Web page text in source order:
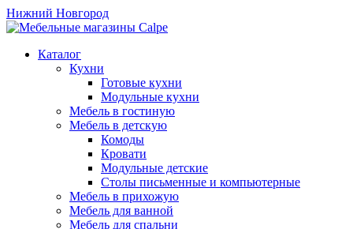
Нижний Новгород
Каталог
Кухни
Готовые кухни
Модульные кухни
Мебель в гостиную
Мебель в детскую
Комоды
Кровати
Модульные детские
Столы письменные и компьютерные
Мебель в прихожую
Мебель для ванной
Мебель для спальни